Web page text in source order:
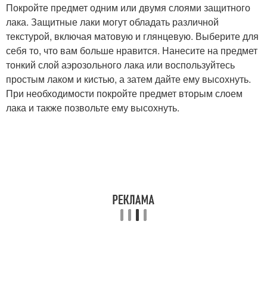
Покройте предмет одним или двумя слоями защитного
лака. Защитные лаки могут обладать различной
текстурой, включая матовую и глянцевую. Выберите для
себя то, что вам больше нравится. Нанесите на предмет
тонкий слой аэрозольного лака или воспользуйтесь
простым лаком и кистью, а затем дайте ему высохнуть.
При необходимости покройте предмет вторым слоем
лака и также позвольте ему высохнуть.